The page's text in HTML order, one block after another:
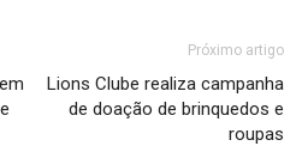
Próximo artigo
Lions Clube realiza campanha
de doação de brinquedos e
roupas